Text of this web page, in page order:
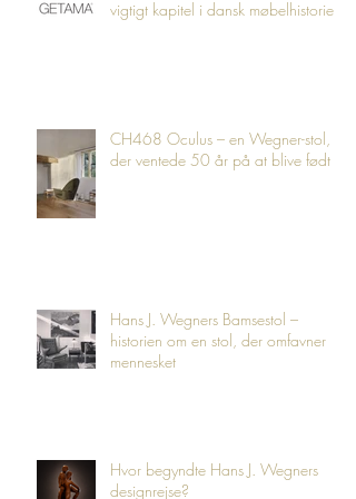
vigtigt kapitel i dansk møbelhistorie
CH468 Oculus – en Wegner-stol,
der ventede 50 år på at blive født
Hans J. Wegners Bamsestol –
historien om en stol, der omfavner
mennesket
Hvor begyndte Hans J. Wegners
designrejse?